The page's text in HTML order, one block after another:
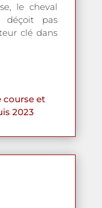
le cheval
pas
clé dans
course et
2023